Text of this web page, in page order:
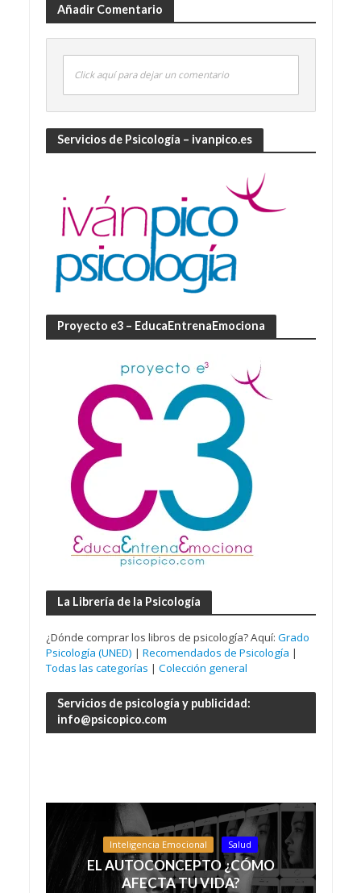
Añadir Comentario
Click aquí para dejar un comentario
Servicios de Psicología – ivanpico.es
Proyecto e3 – EducaEntrenaEmociona
La Librería de la Psicología
¿Dónde comprar los libros de psicología? Aquí: Grado
Psicología (UNED) | Recomendados de Psicología |
Todas las categorías | Colección general
Servicios de psicología y publicidad:
info@psicopico.com
Inteligencia Emocional Salud
EL AUTOCONCEPTO ¿CÓMO
AFECTA TU VIDA?